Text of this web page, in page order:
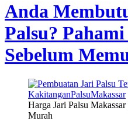
Anda
Palsu?
Sebelum
Harga Jari Palsu
Murah